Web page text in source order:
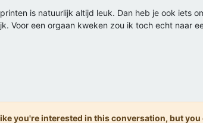
is natuurlijk altijd leuk. Dan heb je ook iets
Voor een orgaan kweken zou ik toch echt naar
you're interested in this conversation, but you